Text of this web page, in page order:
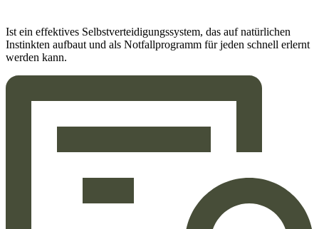
Ist ein effektives Selbstverteidigungssystem, das auf natürlichen
Instinkten aufbaut und als Notfallprogramm für jeden schnell erlernt
werden kann.